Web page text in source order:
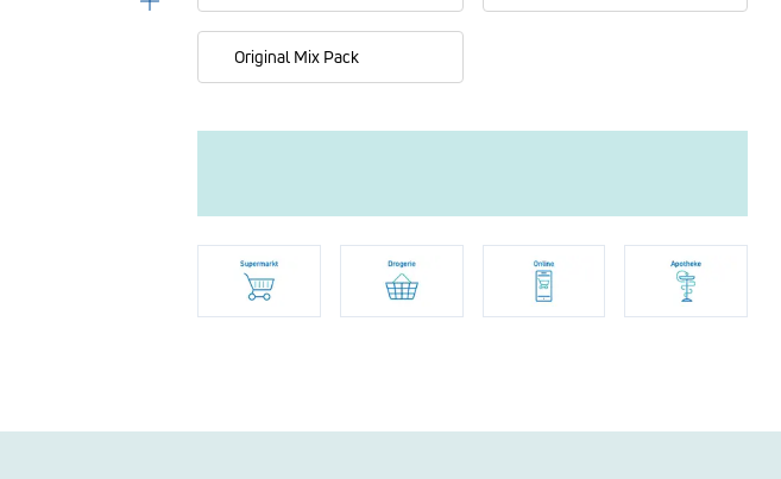
Original Mix Pack